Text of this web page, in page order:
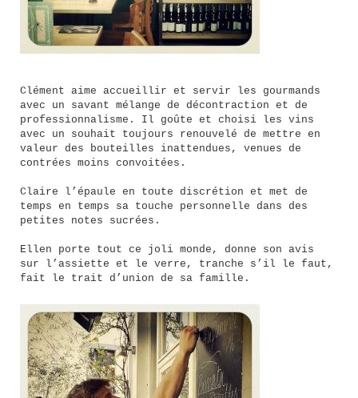
Clément aime accueillir et servir les gourmands
avec un savant mélange de décontraction et de
professionnalisme. Il goûte et choisi les vins
avec un souhait toujours renouvelé de mettre en
valeur des bouteilles inattendues, venues de
contrées moins convoitées.
Claire l’épaule en toute discrétion et met de
temps en temps sa touche personnelle dans des
petites notes sucrées.
Ellen porte tout ce joli monde, donne son avis
sur l’assiette et le verre, tranche s’il le faut,
fait le trait d’union de sa famille.